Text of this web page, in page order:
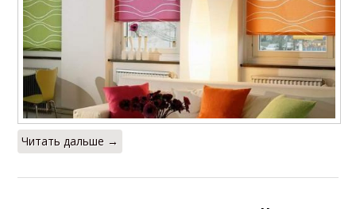
Читать дальше →